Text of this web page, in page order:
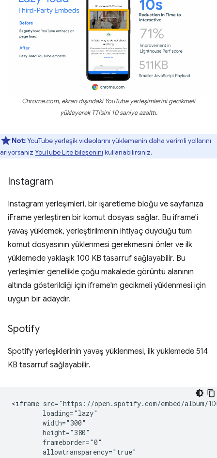
Chrome.com, ekran dışındaki YouTube yerleşimlerini gecikmeli
yükleyerek TTI'sini 10 saniye azalttı.
Not:YouTube yerleşik videolarını yüklemenin daha verimli yollarını
arıyorsanız YouTube Lite bileşenini kullanabilirsiniz.
Instagram
Instagram yerleşimleri, bir işaretleme bloğu ve sayfanıza
iFrame yerleştiren bir komut dosyası sağlar. Bu iframe'i
yavaş yüklemek, yerleştirilmenin ihtiyaç duyduğu tüm
komut dosyasının yüklenmesi gerekmesini önler ve ilk
yüklemede yaklaşık 100 KB tasarruf sağlayabilir. Bu
yerleşimler genellikle çoğu makalede görüntü alanının
altında gösterildiği için iframe'ın gecikmeli yüklenmesi için
uygun bir adaydır.
Spotify
Spotify yerleşiklerinin yavaş yüklenmesi, ilk yüklemede 514
KB tasarruf sağlayabilir.
<iframe src="https://open.spotify.com/embed/album/
        loading="lazy"
        width="300"
        height="380"
        frameborder="0"
        allowtransparency="true"